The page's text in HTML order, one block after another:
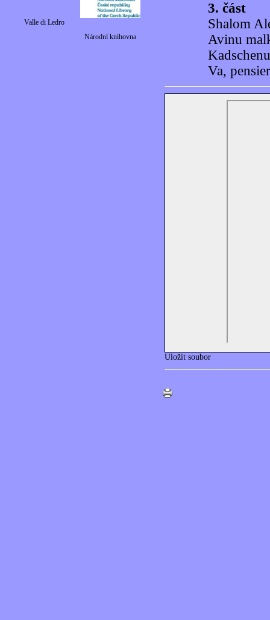
3. část
Shalom
Avinu
Kadschenu
Va,
Uložit soubor
Valle di Ledro
Národní knihovna